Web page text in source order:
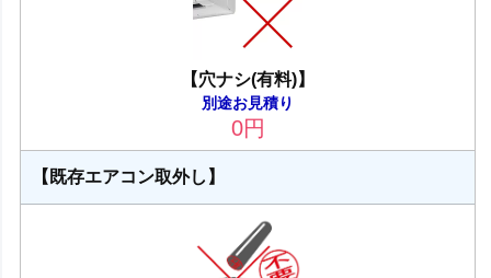
【穴ナシ(有料)】
別途お見積り
0円
【既存エアコン取外し】